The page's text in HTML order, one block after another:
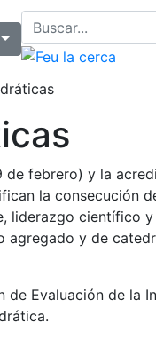
de febrero) y la
la consecución
liderazgo científico
agregado y de
Evaluación de la